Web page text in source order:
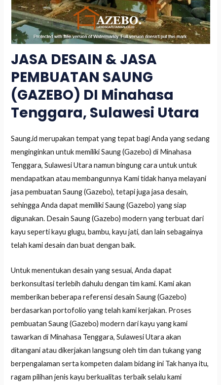
JASA DESAIN & JASA
PEMBUATAN SAUNG
(GAZEBO) DI Minahasa
Tenggara, Sulawesi Utara
Saung.id merupakan tempat yang tepat bagi Anda yang sedang
menginginkan untuk memiliki Saung (Gazebo) di Minahasa
Tenggara, Sulawesi Utara namun bingung cara untuk untuk
mendapatkan atau membangunnya Kami tidak hanya melayani
jasa pembuatan Saung (Gazebo), tetapi juga jasa desain,
sehingga Anda dapat memiliki Saung (Gazebo) yang siap
digunakan. Desain Saung (Gazebo) modern yang terbuat dari
kayu seperti kayu glugu, bambu, kayu jati, dan lain sebagainya
telah kami desain dan buat dengan baik.
Untuk menentukan desain yang sesuai, Anda dapat
berkonsultasi terlebih dahulu dengan tim kami. Kami akan
memberikan beberapa referensi desain Saung (Gazebo)
berdasarkan portofolio yang telah kami kerjakan. Proses
pembuatan Saung (Gazebo) modern dari kayu yang kami
tawarkan di Minahasa Tenggara, Sulawesi Utara akan
ditangani atau dikerjakan langsung oleh tim dan tukang yang
berpengalaman serta kompeten dalam bidang ini Tak hanya itu,
ragam pilihan jenis kayu berkualitas terbaik selalu kami